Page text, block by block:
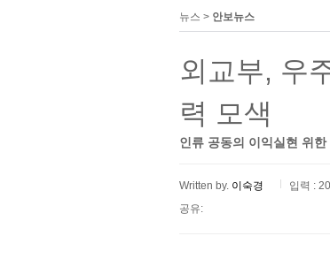
뉴스 > 안보뉴스
외교부, 우
력 모색
인류 공동의 이익실현 위
Written by. 이숙경
입력 :
공유: